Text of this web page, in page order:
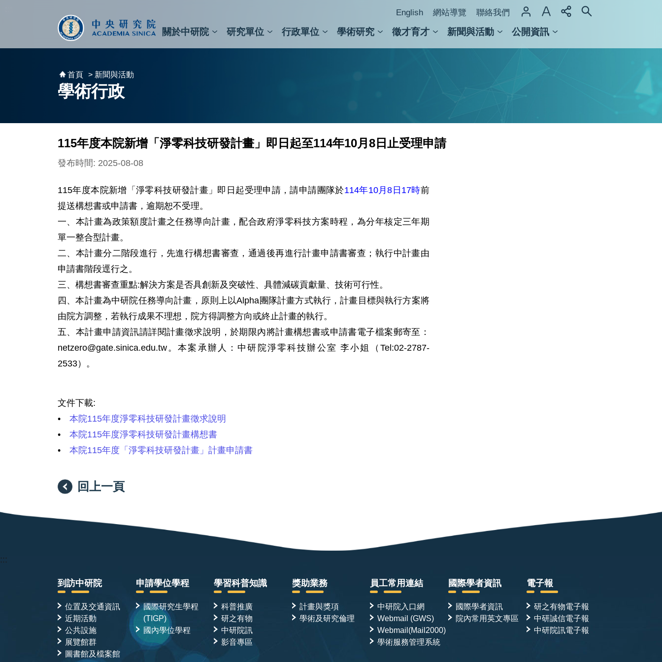
English 網站導覽 聯絡我們
關於中研院 研究單位 行政單位 學術研究 徵才育才 新聞與活動 公開資訊
首頁 > 新聞與活動
學術行政
115年度本院新增「淨零科技研發計畫」即日起至114年10月8日止受理申請
發布時間: 2025-08-08
115年度本院新增「淨零科技研發計畫」即日起受理申請，請申請團隊於114年10月8日17時前
提送構想書或申請書，逾期恕不受理。
一、本計畫為政策額度計畫之任務導向計畫，配合政府淨零科技方案時程，為分年核定三年期
單一整合型計畫。
二、本計畫分二階段進行，先進行構想書審查，通過後再進行計畫申請書審查；執行中計畫由
申請書階段逕行之。
三、構想書審查重點:解決方案是否具創新及突破性、具體減碳貢獻量、技術可行性。
四、本計畫為中研院任務導向計畫，原則上以Alpha團隊計畫方式執行，計畫目標與執行方案將
由院方調整，若執行成果不理想，院方得調整方向或終止計畫的執行。
五、本計畫申請資訊請詳閱計畫徵求說明，於期限內將計畫構想書或申請書電子檔案郵寄至：
netzero@gate.sinica.edu.tw。本案承辦人：中研院淨零科技辦公室 李小姐（Tel:02-2787-
2533）。
文件下載:
• 本院115年度淨零科技研發計畫徵求說明
• 本院115年度淨零科技研發計畫構想書
• 本院115年度「淨零科技研發計畫」計畫申請書
回上一頁
:::
到訪中研院
位置及交通資訊
近期活動
公共設施
展覽館群
圖書館及檔案館
申請學位學程
國際研究生學程
(TIGP)
國內學位學程
學習科普知識
科普推廣
研之有物
中研院訊
影音專區
獎助業務
計畫與獎項
學術及研究倫理
員工常用連結
中研院入口網
Webmail (GWS)
Webmail(Mail2000)
學術服務管理系統
國際學者資訊
國際學者資訊
院內常用英文專區
電子報
研之有物電子報
中研誠信電子報
中研院訊電子報